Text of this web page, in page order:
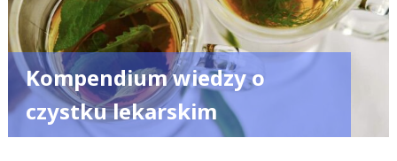
Kompendium wiedzy o
czystku lekarskim